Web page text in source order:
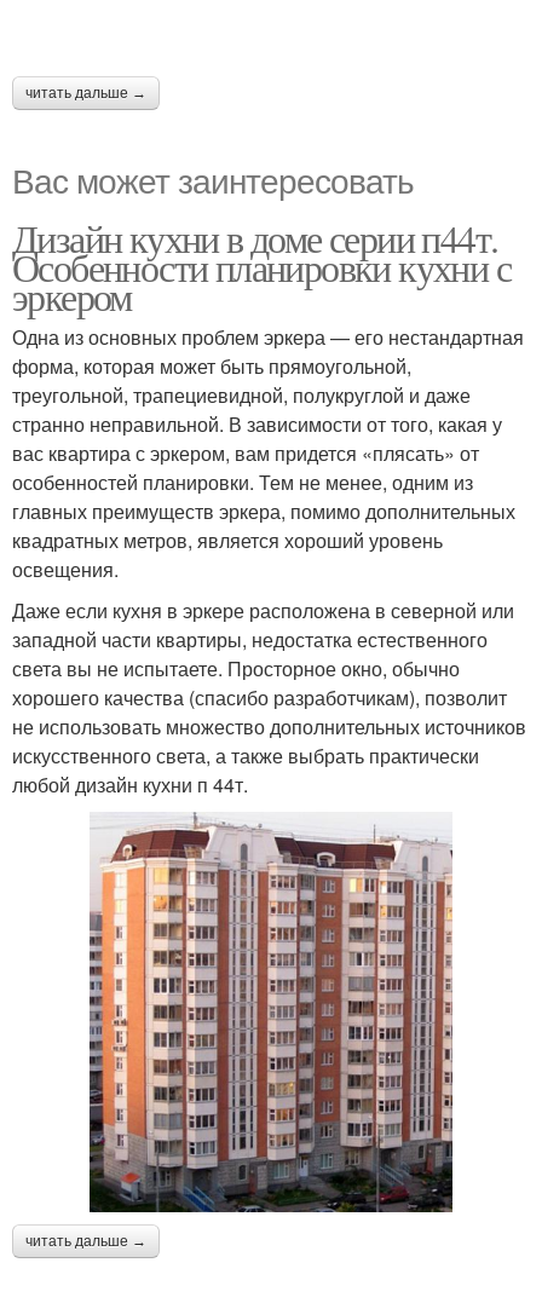
читать дальше →
Вас может заинтересовать
Дизайн кухни в доме серии п44т.
Особенности планировки кухни с
эркером
Одна из основных проблем эркера — его нестандартная
форма, которая может быть прямоугольной,
треугольной, трапециевидной, полукруглой и даже
странно неправильной. В зависимости от того, какая у
вас квартира с эркером, вам придется «плясать» от
особенностей планировки. Тем не менее, одним из
главных преимуществ эркера, помимо дополнительных
квадратных метров, является хороший уровень
освещения.
Даже если кухня в эркере расположена в северной или
западной части квартиры, недостатка естественного
света вы не испытаете. Просторное окно, обычно
хорошего качества (спасибо разработчикам), позволит
не использовать множество дополнительных источников
искусственного света, а также выбрать практически
любой дизайн кухни п 44т.
читать дальше →